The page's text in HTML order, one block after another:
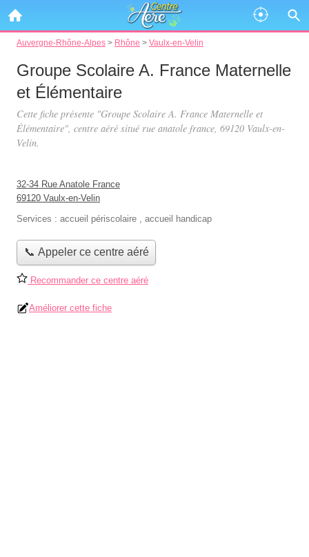
Auvergne-Rhône-Alpes > Rhône > Vaulx-en-Velin
Groupe Scolaire A. France Maternelle
et Élémentaire
Cette fiche présente "Groupe Scolaire A. France Maternelle et
Élémentaire", centre aéré situé rue anatole france, 69120 Vaulx-en-
Velin.
32-34 Rue Anatole France
69120 Vaulx-en-Velin
Services : accueil périscolaire , accueil handicap
📞 Appeler ce centre aéré
Recommander ce centre aéré
Améliorer cette fiche